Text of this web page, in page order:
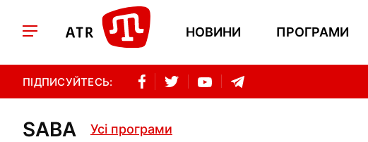
НОВИНИ ПРОГРАМИ
ПІДПИСУЙТЕСЬ:
SABA Усі програми